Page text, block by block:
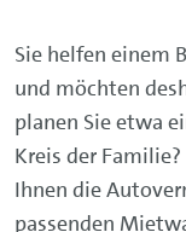
Sie helfen einem
und möchten
planen Sie etwa
Kreis der
Ihnen die
passenden